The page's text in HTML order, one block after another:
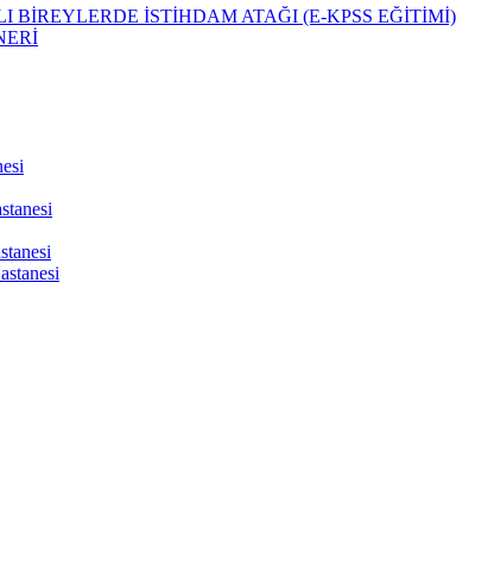
İSTİHDAM ATAĞI (E-KPSS EĞİTİMİ)